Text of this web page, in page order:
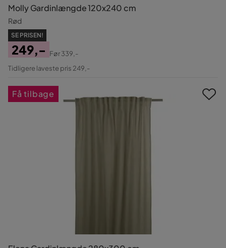
Molly Gardinlængde 120x240 cm
Rød
SE PRISEN!
Pris
249,-
Original
Før339,-
Tidligere laveste pris 249,-
Få tilbage